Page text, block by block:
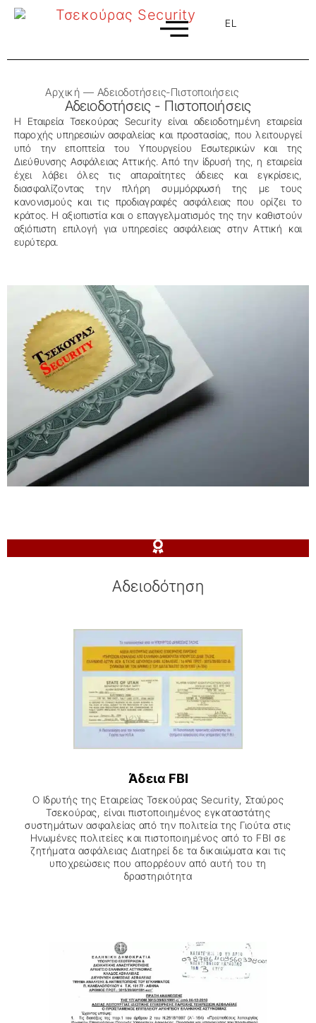
EL
EN
Αρχική — Αδειοδοτήσεις-Πιστοποιήσεις
Aδειοδοτήσεις - Πιστοποιήσεις
Η Eταιρεία Τσεκούρας Security είναι αδειοδοτημένη εταιρεία
παροχής υπηρεσιών ασφαλείας και προστασίας, που λειτουργεί
υπό την εποπτεία του Υπουργείου Εσωτερικών και της
Διεύθυνσης Ασφάλειας Αττικής. Από την ίδρυσή της, η εταιρεία
έχει λάβει όλες τις απαραίτητες άδειες και εγκρίσεις,
διασφαλίζοντας την πλήρη συμμόρφωσή της με τους
κανονισμούς και τις προδιαγραφές ασφάλειας που ορίζει το
κράτος. Η αξιοπιστία και ο επαγγελματισμός της την καθιστούν
αξιόπιστη επιλογή για υπηρεσίες ασφάλειας στην Αττική και
ευρύτερα.
Αδειοδότηση
Άδεια FBI
Ο Ιδρυτής της Εταιρείας Τσεκούρας Security, Σταύρος
Τσεκούρας, είναι πιστοποιηµένος εγκαταστάτης
συστηµάτων ασφαλείας από την πολιτεία της Γιούτα στις
Ηνωµένες πολιτείες και πιστοποιηµένος από το FBI σε
ζητήµατα ασφάλειας Διατηρεί δε τα δικαιώµατα και τις
υποχρεώσεις που απορρέουν από αυτή του τη
δραστηριότητα